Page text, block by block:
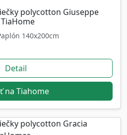
polycotton Giuseppe
140x200cm
Detail
na Tiahome